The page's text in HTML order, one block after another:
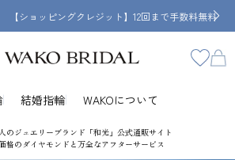
グクレジット】12回まで手数料無料
結婚指輪 WAKOについて
のジュエリーブランド「和光」公式通販サイト
格のダイヤモンドと万全なアフターサービス